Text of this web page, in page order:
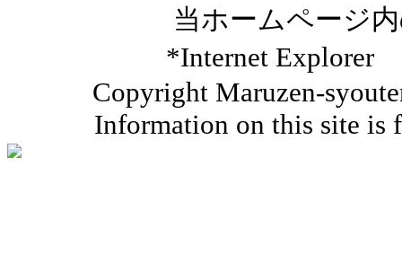
当ホームページ
*Internet Explorer
Copyright Maruzen-
Information on this site is